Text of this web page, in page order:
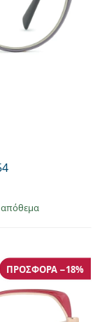
απόθεμα
ΠΡΟΣΦΟΡΆ −18%